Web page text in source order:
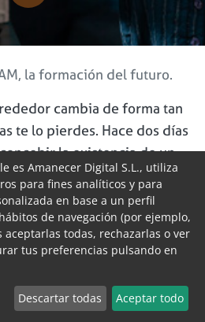
la formación del futuro.
cambia de forma tan
te lo pierdes. Hace dos días
la existencia de un
GPT, capaz de redactar
unos segundos y, sin
de usuarios los que ahora
En un mundo cada vez
y tecnológico, estar
es esencial, lo cual, es
la educación STEAM.
es Amanecer Digital S.L., utiliza
para fines analíticos y para
en base a un perfil
de navegación (por ejemplo,
aceptarlas todas, rechazarlas o ver
tus preferencias pulsando en
Descartar todas Aceptar todo